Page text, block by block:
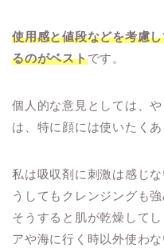
使用感と値段などを考慮
るのがベストです。
個人的な意見としては、
は、特に顔には使いたくあ
私は吸収剤に刺激は感じ
うしてもクレンジングも強
そうすると肌が乾燥して
アや海に行く時以外使わ